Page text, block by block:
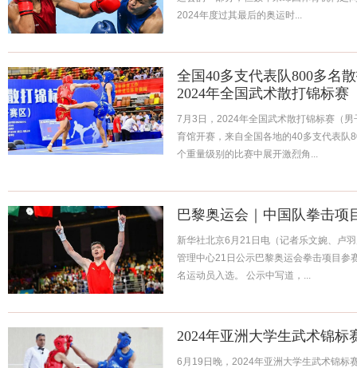
2024年度过其最后的奥运时...
全国40多支代表队800多名
2024年全国武术散打锦标赛
7月3日，2024年全国武术散打锦标赛（
育馆开赛，来自全国各地的40多支代表队
个重量级别的比赛中展开激烈角...
巴黎奥运会｜中国队拳击项
新华社北京6月21日电（记者乐文婉、卢
管理中心21日公示巴黎奥运会拳击项目参
名运动员入选。 公示中写道，...
2024年亚洲大学生武术锦标
6月19日晚，2024年亚洲大学生武术锦标